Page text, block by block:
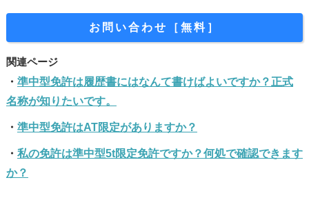
お問い合わせ［無料］
準中型免許は履歴書にはなんて書けばよいですか？正式
名称が知りたいです。
準中型免許はAT限定がありますか？
私の免許は準中型5t限定免許ですか？何処で確認できます
か？